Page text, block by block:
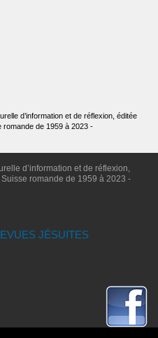
d’information et de réflexion, éditée
romande de 1959 à 2023 -
d’information et de réflexion,
romande de 1959 à 2023 -
JÉSUITES